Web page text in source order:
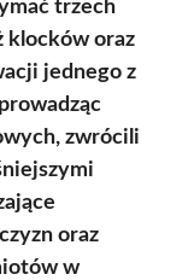
trzech
klocków oraz
jednego z
zwrócili
oraz
w